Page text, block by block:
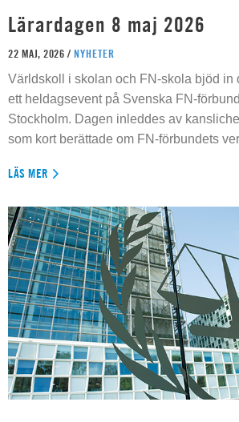
Lärardagen 8 maj 2026
22 MAJ, 2026 / NYHETER
Världskoll i skolan och FN-skola bjöd in
ett heldagsevent på Svenska FN-
Stockholm. Dagen inleddes av
som kort berättade om FN-förbundets
LÄS MER